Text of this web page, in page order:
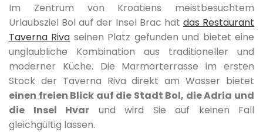
Im Zentrum von Kroatiens meistbesuchtem
Urlaubsziel Bol auf der Insel Brac hat das Restaurant
Taverna Riva seinen Platz gefunden und bietet eine
unglaubliche Kombination aus traditioneller und
moderner Küche. Die Marmorterrasse im ersten
Stock der Taverna Riva direkt am Wasser bietet
einen freien Blick auf die Stadt Bol, die Adria und
die Insel Hvar und wird Sie auf keinen Fall
gleichgültig lassen.